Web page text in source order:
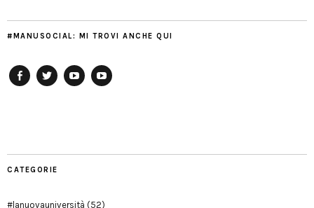
#MANUSOCIAL: MI TROVI ANCHE QUI
CATEGORIE
#lanuovauniversità (52)